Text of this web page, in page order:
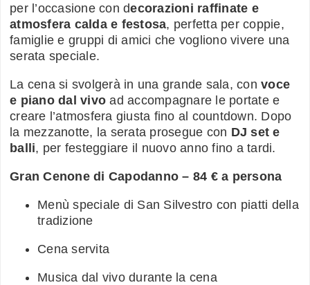
per l’occasione con decorazioni raffinate e
atmosfera calda e festosa, perfetta per coppie,
famiglie e gruppi di amici che vogliono vivere una
serata speciale.
La cena si svolgerà in una grande sala, con voce
e piano dal vivo ad accompagnare le portate e
creare l’atmosfera giusta fino al countdown. Dopo
la mezzanotte, la serata prosegue con DJ set e
balli, per festeggiare il nuovo anno fino a tardi.
Gran Cenone di Capodanno – 84 € a persona
Menù speciale di San Silvestro con piatti della
tradizione
Cena servita
Musica dal vivo durante la cena